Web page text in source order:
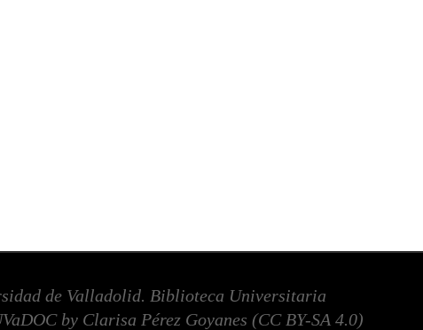
de Valladolid. Biblioteca Universitaria
by Clarisa Pérez Goyanes (CC BY-SA 4.0)